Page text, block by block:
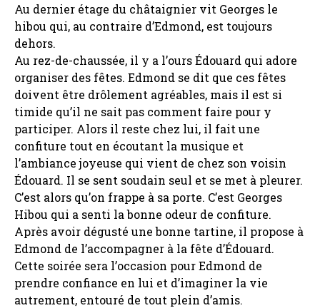
Au dernier étage du châtaignier vit Georges le
hibou qui, au contraire d’Edmond, est toujours
dehors.
Au rez-de-chaussée, il y a l’ours Édouard qui adore
organiser des fêtes. Edmond se dit que ces fêtes
doivent être drôlement agréables, mais il est si
timide qu’il ne sait pas comment faire pour y
participer. Alors il reste chez lui, il fait une
confiture tout en écoutant la musique et
l’ambiance joyeuse qui vient de chez son voisin
Édouard. Il se sent soudain seul et se met à pleurer.
C’est alors qu’on frappe à sa porte. C’est Georges
Hibou qui a senti la bonne odeur de confiture.
Après avoir dégusté une bonne tartine, il propose à
Edmond de l’accompagner à la fête d’Édouard.
Cette soirée sera l’occasion pour Edmond de
prendre confiance en lui et d’imaginer la vie
autrement, entouré de tout plein d’amis.